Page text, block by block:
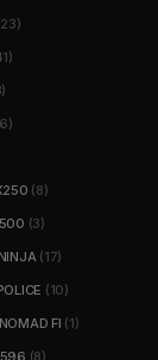
(8)
(3)
(17)
(10)
FI (1)
(8)